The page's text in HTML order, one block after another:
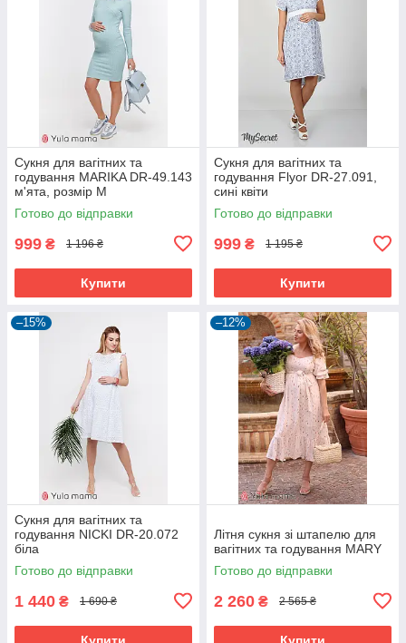
Сукня для вагітних та
годування MARIKA DR-49.143
м'ята, розмір М
Готово до відправки
999 ₴ 1 196 ₴
Купити
Сукня для вагітних та
годування Flyor DR-27.091,
сині квіти
Готово до відправки
999 ₴ 1 195 ₴
Купити
–15%
Сукня для вагітних та
годування NICKI DR-20.072
біла
Готово до відправки
1 440 ₴ 1 690 ₴
Купити
–12%
Літня сукня зі штапелю для
вагітних та годування MARY
Готово до відправки
2 260 ₴ 2 565 ₴
Купити